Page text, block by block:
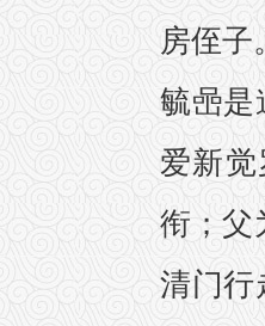
房侄子
毓喦是
爱新
衔；父
清门行